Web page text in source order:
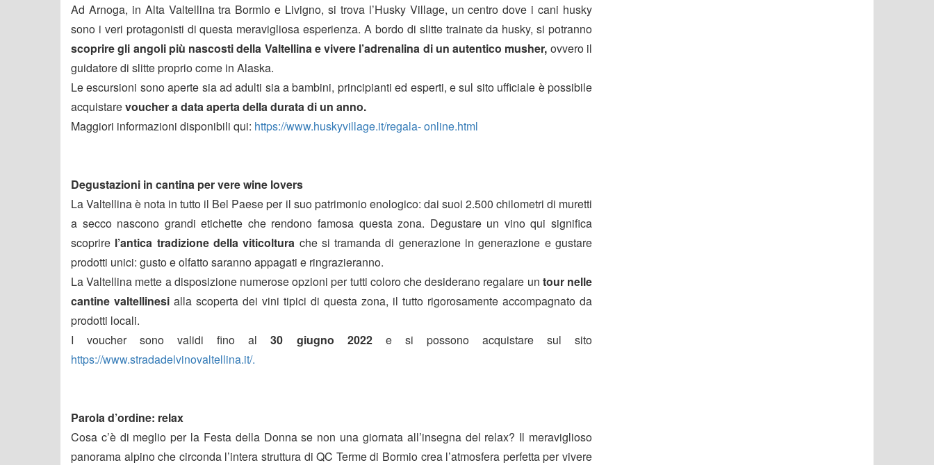
Ad Arnoga, in Alta Valtellina tra Bormio e Livigno, si trova l’Husky Village, un centro dove i cani husky
sono i veri protagonisti di questa meravigliosa esperienza. A bordo di slitte trainate da husky, si potranno
scoprire gli angoli più nascosti della Valtellina e vivere l’adrenalina di un autentico musher, ovvero il
guidatore di slitte proprio come in Alaska.
Le escursioni sono aperte sia ad adulti sia a bambini, principianti ed esperti, e sul sito ufficiale è possibile
acquistarevoucher a data aperta della durata di un anno.
Maggiori informazioni disponibili qui: https://www.huskyvillage.it/regala- online.html
Degustazioni in cantina per vere wine lovers
La Valtellina è nota in tutto il Bel Paese per il suo patrimonio enologico: dai suoi 2.500 chilometri di muretti
a secco nascono grandi etichette che rendono famosa questa zona. Degustare un vino qui significa
scoprire l’antica tradizione della viticoltura che si tramanda di generazione in generazione e gustare
prodotti unici: gusto e olfatto saranno appagati e ringrazieranno.
La Valtellina mette a disposizione numerose opzioni per tutti coloro che desiderano regalare un tour nelle
cantine valtellinesi alla scoperta dei vini tipici di questa zona, il tutto rigorosamente accompagnato da
prodotti locali.
I voucher sono validi fino al30 giugno 2022e si possono acquistare sul sito
https://www.stradadelvinovaltellina.it/.
Parola d’ordine: relax
Cosa c’è di meglio per la Festa della Donna se non una giornata all’insegna del relax? Il meraviglioso
panorama alpino che circonda l’intera struttura di QC Terme di Bormio crea l’atmosfera perfetta per vivere